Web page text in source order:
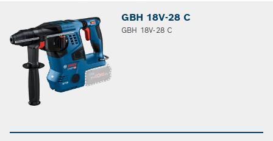
GBH 18V-28 C
GBH 18V-28 C